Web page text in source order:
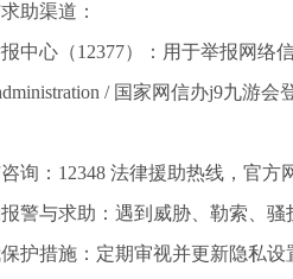
助渠道：
中心（12377）：用于举报网
/ 国家网信办j9九游
询：12348 法律援助热线，官
警与求助：遇到威胁、勒索、
护措施：定期审视并更新隐私